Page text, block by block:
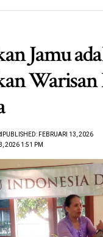
Jamu
2026 1:51 PM
PUBLISHED: FEBRUARI 13, 2026